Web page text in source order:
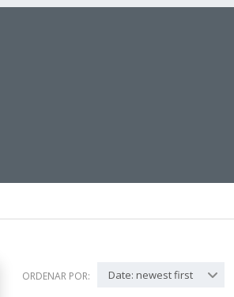
ORDENAR POR: Date: newest first